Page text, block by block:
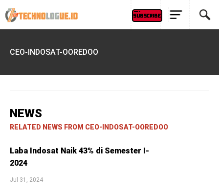
CEO-INDOSAT-OOREDOO
NEWS
RELATED NEWS FROM CEO-INDOSAT-OOREDOO
Laba Indosat Naik 43% di Semester I-
2024
Jul 31, 2024